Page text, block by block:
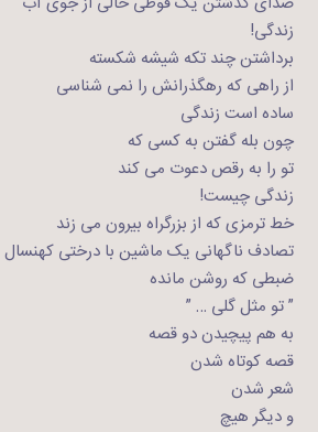
زندگی!
برداشتن چند تکه شیشه شکسته
از راهی که رهگذرانش را نمی شناسی
ساده است زندگی
چون بله گفتن به کسی که
تو را به رقص دعوت می کند
زندگی چیست!
خط ترمزی که از بزرگراه بیرون می زند
تصادف ناگهانی یک ماشین با درختی کهنسال
ضبطی که روشن مانده
” تو مثل گلی … ”
به هم پیچیدن دو قصه
قصه کوتاه شدن
شعر شدن
و دیگر هیچ